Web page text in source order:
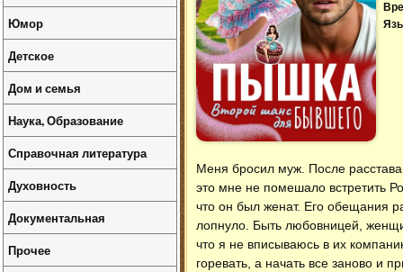
Меня бросил муж. После
это мне не помешало встретить
что он был женат. Его обещания
лопнуло. Быть любовницей,
что я не вписываюсь в их
горевать, а начать все заново и
Юмор
Детское
Дом и семья
Наука, Образование
Справочная литература
Духовность
Документальная
Прочее